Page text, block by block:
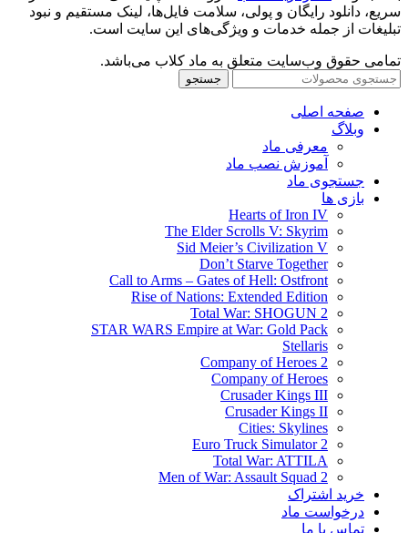
سریع، دانلود رایگان و پولی، سلامت فایل‌ها، لینک مستقیم و نبود
تبلیغات از جمله خدمات و ویژگی‌های این سایت است.
تمامی حقوق وب‌سایت متعلق به ماد کلاب می‌باشد.
جستجو
صفحه اصلی
وبلاگ
معرفی ماد
آموزش نصب ماد
جستجوی ماد
بازی ها
Hearts of Iron IV
The Elder Scrolls V: Skyrim
Sid Meier’s Civilization V
Don’t Starve Together
Call to Arms – Gates of Hell: Ostfront
Rise of Nations: Extended Edition
Total War: SHOGUN 2
STAR WARS Empire at War: Gold Pack
Stellaris
Company of Heroes 2
Company of Heroes
Crusader Kings III
Crusader Kings II
Cities: Skylines
Euro Truck Simulator 2
Total War: ATTILA
Men of War: Assault Squad 2
خرید اشتراک
درخواست ماد
تماس با ما